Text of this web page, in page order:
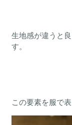
生地感が違うと
す。
この要素を服で